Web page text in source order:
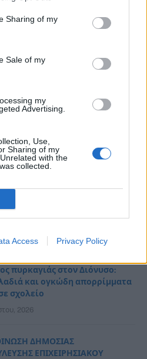
Sharing of my
Sale of my
my
Advertising.
Use,
Sharing of my
with the
collected.
Access Privacy Policy
πυρκαγιάς στον Διόνυσο:
και ογκώδη απορρίμματα
σχολείο
2026
ΔΗΜΟΣΙΑΣ
ΕΠΙΧΕΙΡΗΣΙΑΚΟΥ